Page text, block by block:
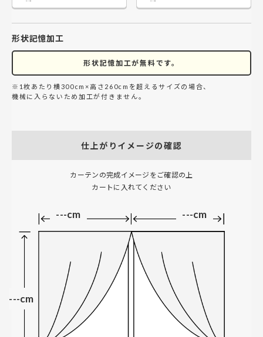
形状記憶加工
形状記憶加工が無料です。
※1枚あたり横300cm×高さ260cmを超えるサイズの場合、
機械に入らないため加工が付きません。
仕上がりイメージの確認
カーテンの完成イメージをご確認の上
カートに入れてください
---cm ---cm
---cm